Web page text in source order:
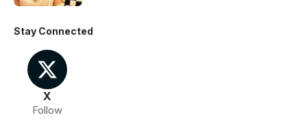
Stay Connected
X
Follow